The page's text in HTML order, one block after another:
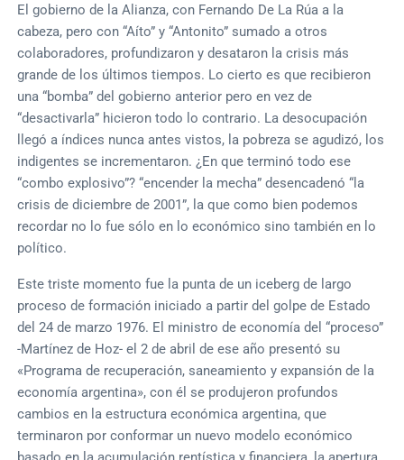
El gobierno de la Alianza, con Fernando De La Rúa a la
cabeza, pero con “Aíto” y “Antonito” sumado a otros
colaboradores, profundizaron y desataron la crisis más
grande de los últimos tiempos. Lo cierto es que recibieron
una “bomba” del gobierno anterior pero en vez de
“desactivarla” hicieron todo lo contrario. La desocupación
llegó a índices nunca antes vistos, la pobreza se agudizó, los
indigentes se incrementaron. ¿En que terminó todo ese
“combo explosivo”? “encender la mecha” desencadenó “la
crisis de diciembre de 2001”, la que como bien podemos
recordar no lo fue sólo en lo económico sino también en lo
político.
Este triste momento fue la punta de un iceberg de largo
proceso de formación iniciado a partir del golpe de Estado
del 24 de marzo 1976. El ministro de economía del “proceso”
-Martínez de Hoz- el 2 de abril de ese año presentó su
«Programa de recuperación, saneamiento y expansión de la
economía argentina», con él se produjeron profundos
cambios en la estructura económica argentina, que
terminaron por conformar un nuevo modelo económico